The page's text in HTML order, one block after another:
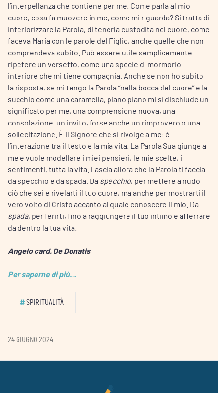
l’interpellanza che contiene per me. Come parla al mio
cuore, cosa fa muovere in me, come mi riguarda? Si tratta di
interiorizzare la Parola, di tenerla custodita nel cuore, come
faceva Maria con le parole del Figlio, anche quelle che non
comprendeva subito. Può essere utile semplicemente
ripetere un versetto, come una specie di mormorio
interiore che mi tiene compagnia. Anche se non ho subito
la risposta, se mi tengo la Parola “nella bocca del cuore” e la
succhio come una caramella, piano piano mi si dischiude un
significato per me, una comprensione nuova, una
consolazione, un invito, forse anche un rimprovero o una
sollecitazione. È il Signore che si rivolge a me: è
l’interazione tra il testo e la mia vita. La Parola Sua giunge a
me e vuole modellare i miei pensieri, le mie scelte, i
sentimenti, tutta la vita. Lascia allora che la Parola ti faccia
da specchio e da spada. Da specchio, per mettere a nudo
ciò che sei e rivelarti il tuo cuore, ma anche per mostrarti il
vero volto di Cristo accanto al quale conoscere il mio. Da
spada, per ferirti, fino a raggiungere il tuo intimo e afferrare
da dentro la tua vita.
Angelo card. De Donatis
Per saperne di più…
#SPIRITUALITÀ
24 GIUGNO 2024